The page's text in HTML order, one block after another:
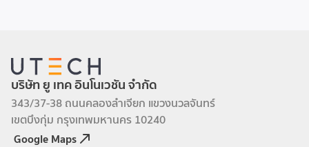
บริษัท ยู เทค อินโนเวชัน จำกัด
343/37-38 ถนนคลองลำเจียก แขวงนวลจันทร์
เขตบึงกุ่ม กรุงเทพมหานคร 10240
Google Maps